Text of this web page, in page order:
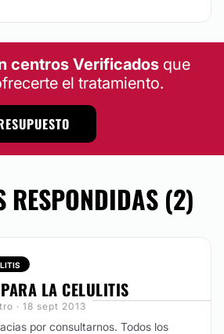
centros Verificados que
el tratamiento.
RESPONDIDAS (2)
LA CELULITIS
· 18 sept 2013
por consultarnos. Todos los